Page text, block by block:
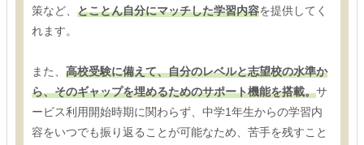
策など、 とことん自分にマッチした学習内容を提供してく
れます。
また、 高校受験に備えて、自分のレベルと志望校の水準か
ら、そのギャップを埋めるためのサポート機能を搭載。サ
ービス利用開始時期に関わらず、中学1年生からの学習内
容をいつでも振り返ることが可能なため、苦手を残すこと